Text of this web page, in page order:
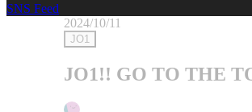
SNS Feed
2024/10/11
JO1
JO1!! GO TO THE